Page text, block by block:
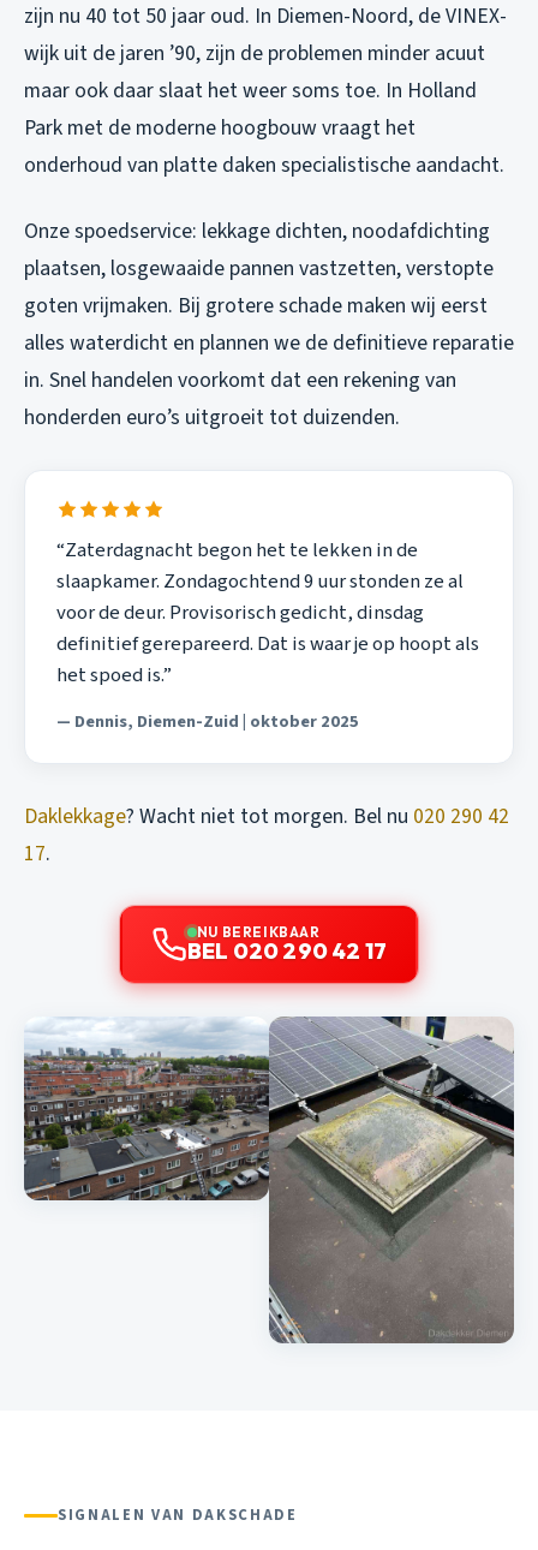
zijn nu 40 tot 50 jaar oud. In Diemen-Noord, de VINEX-
wijk uit de jaren ’90, zijn de problemen minder acuut
maar ook daar slaat het weer soms toe. In Holland
Park met de moderne hoogbouw vraagt het
onderhoud van platte daken specialistische aandacht.
Onze spoedservice: lekkage dichten, noodafdichting
plaatsen, losgewaaide pannen vastzetten, verstopte
goten vrijmaken. Bij grotere schade maken wij eerst
alles waterdicht en plannen we de definitieve reparatie
in. Snel handelen voorkomt dat een rekening van
honderden euro’s uitgroeit tot duizenden.
“Zaterdagnacht begon het te lekken in de
slaapkamer. Zondagochtend 9 uur stonden ze al
voor de deur. Provisorisch gedicht, dinsdag
definitief gerepareerd. Dat is waar je op hoopt als
het spoed is.”
— Dennis, Diemen-Zuid | oktober 2025
Daklekkage? Wacht niet tot morgen. Bel nu 020 290 42
17.
NU BEREIKBAAR
BEL 020 290 42 17
SIGNALEN VAN DAKSCHADE